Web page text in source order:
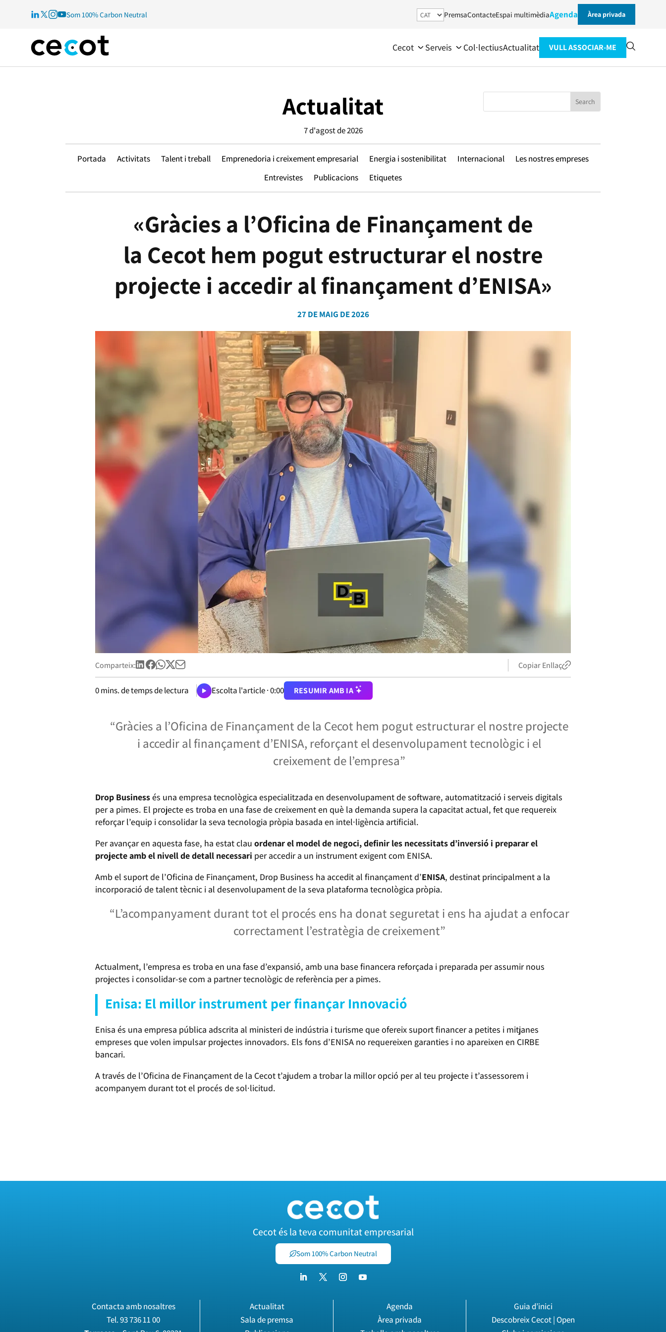
Som 100% Carbon Neutral PremsaContacteEspai multimèdiaAgenda Àrea privada
Cecot Serveis Col·lectiusActualitat VULL ASSOCIAR-ME
Actualitat
7 d'agost de 2026
Portada Activitats Talent i treball Emprenedoria i creixement empresarial Energia i sostenibilitat Internacional
Les nostres empreses
Entrevistes
Publicacions Etiquetes
«Gràcies a l’Oficina de Finançament de
la Cecot hem pogut estructurar el nostre
projecte i accedir al finançament d’ENISA»
27 DE MAIG DE 2026
Comparteix: Copiar Enllaç
0mins. de temps de lectura Escolta l'article ·0:00 RESUMIR AMB IA
“Gràcies a l’Oficina de Finançament de la Cecot hem pogut estructurar el nostre projecte
i accedir al finançament d’ENISA, reforçant el desenvolupament tecnològic i el
creixement de l’empresa”
Drop Businessés una empresa tecnològica especialitzada en desenvolupament de software, automatització i serveis digitals
per a pimes. El projecte es troba en una fase de creixement en què la demanda supera la capacitat actual, fet que requereix
reforçar l’equip i consolidar la seva tecnologia pròpia basada en intel·ligència artificial.
Per avançar en aquesta fase, ha estat clau ordenar el model de negoci, definir les necessitats d’inversió i preparar el
projecte amb el nivell de detall necessari per accedir a un instrument exigent com ENISA.
Amb el suport de l’Oficina de Finançament, Drop Business ha accedit al finançament d’ENISA, destinat principalment a la
incorporació de talent tècnic i al desenvolupament de la seva plataforma tecnològica pròpia.
“L’acompanyament durant tot el procés ens ha donat seguretat i ens ha ajudat a enfocar
correctament l’estratègia de creixement”
Actualment, l’empresa es troba en una fase d’expansió, amb una base financera reforçada i preparada per assumir nous
projectes i consolidar-se com a partner tecnològic de referència per a pimes.
Enisa: El millor instrument per finançar Innovació
Enisa és una empresa pública adscrita al ministeri de indústria i turisme que ofereix suport financer a petites i mitjanes
empreses que volen impulsar projectes innovadors. Els fons d’ENISA no requereixen garanties i no apareixen en CIRBE
bancari.
A través de l’Oficina de Finançament de la Cecot t’ajudem a trobar la millor opció per al teu projecte i t’assessorem i
acompanyem durant tot el procés de sol·licitud.
Cecot és la teva comunitat empresarial
Som 100% Carbon Neutral
Contacta amb nosaltres
Tel.93 736 11 00
Actualitat
Sala de premsa
Agenda
Àrea privada
Guia d’inici
Descobreix Cecot | Open